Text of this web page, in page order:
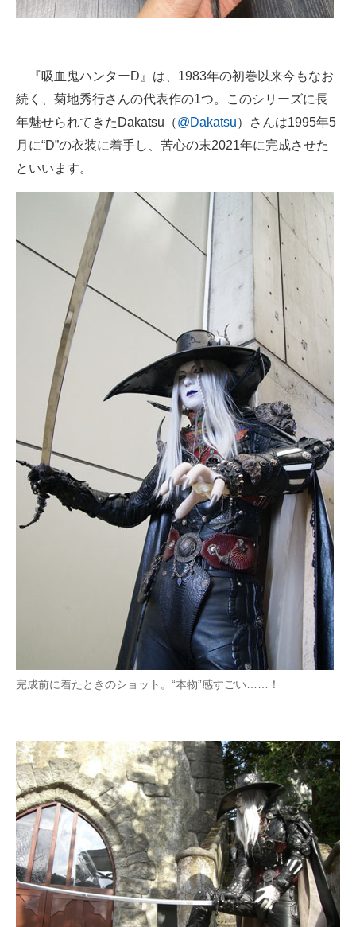
『吸血鬼ハンターD』は、1983年の初巻以来今もなお
続く、菊地秀行さんの代表作の1つ。このシリーズに長
年魅せられてきたDakatsu（@Dakatsu）さんは1995年5
月に“D”の衣装に着手し、苦心の末2021年に完成させた
といいます。
完成前に着たときのショット。“本物”感すごい……！